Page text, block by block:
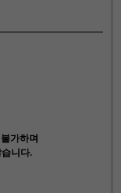
가하며
니다.